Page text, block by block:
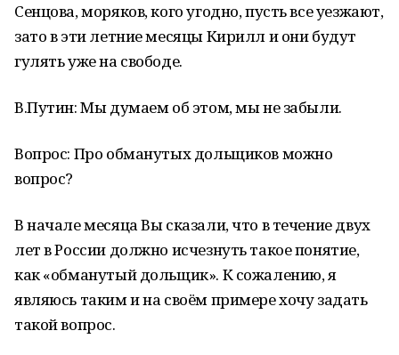
Сенцова, моряков, кого угодно, пусть все уезжают,
зато в эти летние месяцы Кирилл и они будут
гулять уже на свободе.
В.Путин: Мы думаем об этом, мы не забыли.
Вопрос: Про обманутых дольщиков можно
вопрос?
В начале месяца Вы сказали, что в течение двух
лет в России должно исчезнуть такое понятие,
как «обманутый дольщик». К сожалению, я
являюсь таким и на своём примере хочу задать
такой вопрос.